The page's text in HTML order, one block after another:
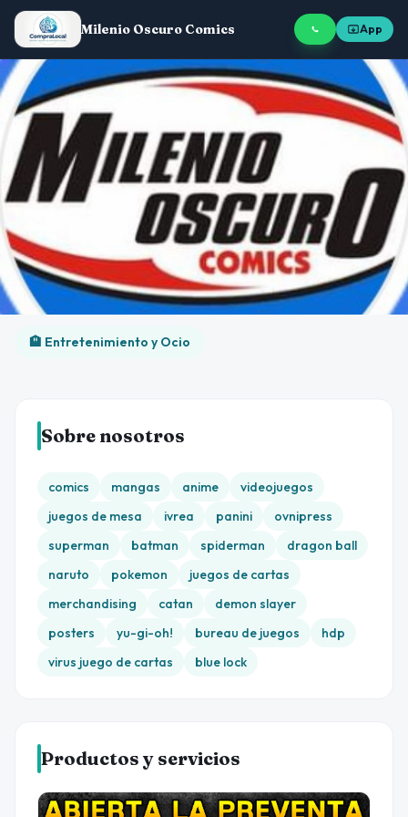
Milenio Oscuro Comics App
🏨 Entretenimiento y Ocio
Sobre nosotros
comics mangas anime
videojuegos
juegos de mesa
ivrea panini
ovnipress
superman
batman spiderman
dragon ball
naruto
pokemon
juegos de cartas
merchandising
catan
demon slayer
posters
yu-gi-oh! bureau de juegos
hdp
virus juego de cartas
blue lock
Productos y servicios